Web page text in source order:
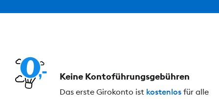
Keine Kontoführungs­gebühren
Das erste Girokonto ist kostenlos für alle